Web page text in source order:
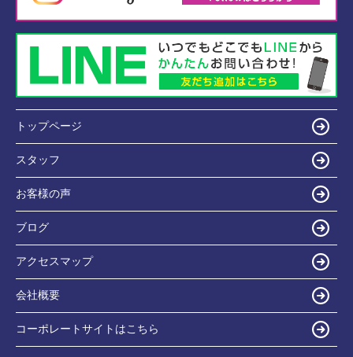
トップページ
スタッフ
お客様の声
ブログ
アクセスマップ
会社概要
コーポレートサイトはこちら